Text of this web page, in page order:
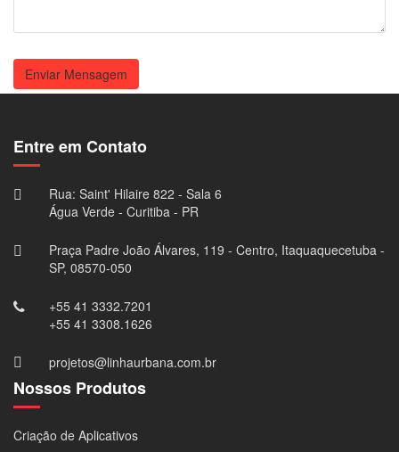
Enviar Mensagem
Entre em Contato
Rua: Saint' Hilaire 822 - Sala 6
Água Verde - Curitiba - PR
Praça Padre João Álvares, 119 - Centro, Itaquaquecetuba -
SP, 08570-050
+55 41 3332.7201
+55 41 3308.1626
projetos@linhaurbana.com.br
Nossos Produtos
Criação de Aplicativos